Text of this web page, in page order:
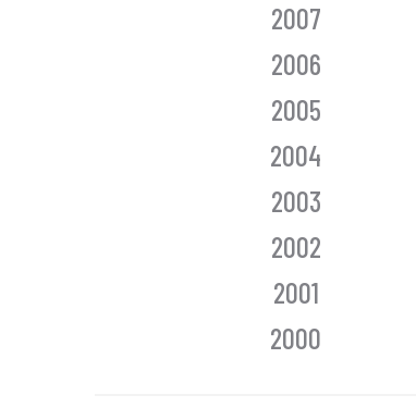
2007
2006
2005
2004
2003
2002
2001
2000